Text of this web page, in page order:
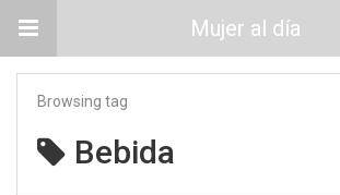
Mujer al día
Browsing tag
Bebida